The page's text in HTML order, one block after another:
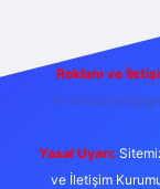
Reklam ve
Yasal Uyarı:
ve İletişim